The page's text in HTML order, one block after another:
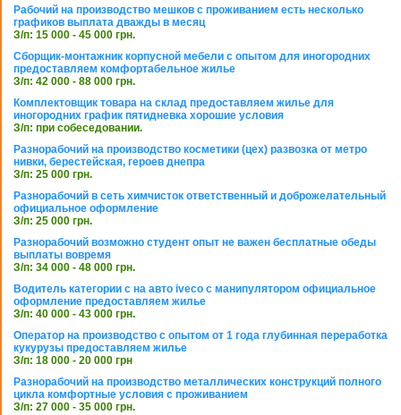
Рабочий на производство мешков с проживанием есть несколько
графиков выплата дважды в месяц
З/п: 15 000 - 45 000 грн.
Сборщик-монтажник корпусной мебели с опытом для иногородних
предоставляем комфортабельное жилье
З/п: 42 000 - 88 000 грн.
Комплектовщик товара на склад предоставляем жилье для
иногородних график пятидневка хорошие условия
З/п: при собеседовании.
Разнорабочий на производство косметики (цех) развозка от метро
нивки, берестейская, героев днепра
З/п: 25 000 грн.
Разнорабочий в сеть химчисток ответственный и доброжелательный
официальное оформление
З/п: 25 000 грн.
Разнорабочий возможно студент опыт не важен бесплатные обеды
выплаты вовремя
З/п: 34 000 - 48 000 грн.
Водитель категории с на авто iveco с манипулятором официальное
оформление предоставляем жилье
З/п: 40 000 - 43 000 грн.
Оператор на производство с опытом от 1 года глубинная переработка
кукурузы предоставляем жилье
З/п: 18 000 - 20 000 грн
Разнорабочий на производство металлических конструкций полного
цикла комфортные условия с проживанием
З/п: 27 000 - 35 000 грн.